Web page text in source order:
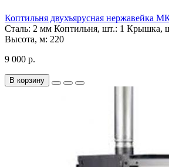
Коптильня двухъярусная нержавейка
Сталь: 2 мм Коптильня, шт.: 1 Крышка,
Высота, м: 220
9 000 р.
В корзину